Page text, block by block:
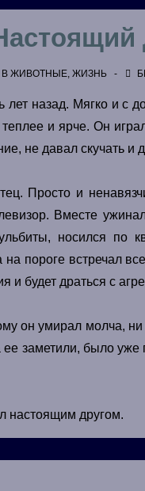
ЖИВОТНЫЕ, ЖИЗНЬ
назад. Мягко и с
и ярче. Он
не давал скучать
Просто и
Вместе
носился по
пороге встречал
и будет драться с
он умирал молча,
ее заметили, было
настоящим другом.